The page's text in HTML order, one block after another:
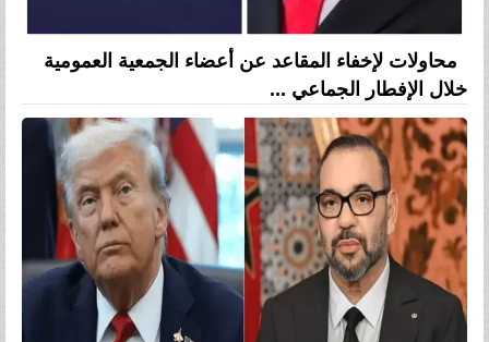
محاولات لإخفاء المقاعد عن أعضاء الجمعية العمومية
خلال الإفطار الجماعي ...